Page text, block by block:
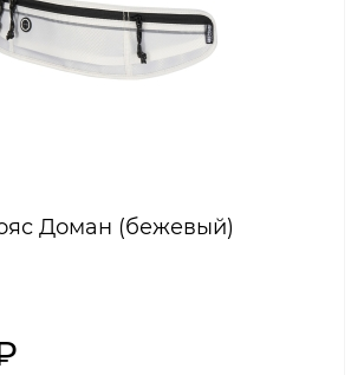
Доман (бежевый)